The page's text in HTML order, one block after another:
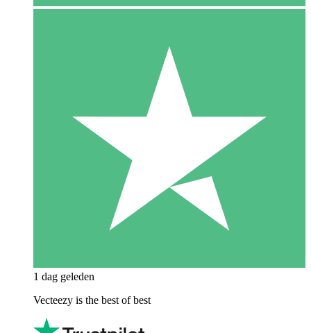
1 dag geleden
Vecteezy is the best of best